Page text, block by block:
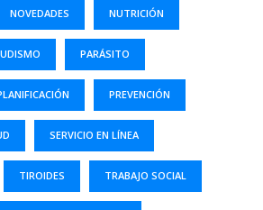
NOVEDADES NUTRICIÓN
PARÁSITO
PREVENCIÓN
SERVICIO EN LÍNEA
TIROIDES TRABAJO SOCIAL